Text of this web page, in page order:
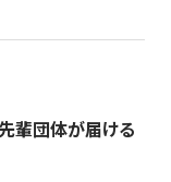
輩団体が届ける